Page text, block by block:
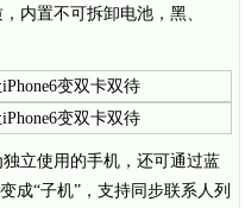
内置不可拆卸电池，黑、
立使用的手机，还可通过蓝
成“子机”，支持同步联系人列